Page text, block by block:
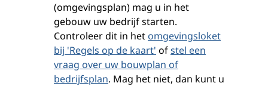
(omgevingsplan) mag u in het
gebouw uw bedrijf starten.
Controleer dit in het omgevingsloket
bij 'Regels op de kaart' ofstel een
vraag over uw bouwplan of
bedrijfsplan. Mag het niet, dan kunt u